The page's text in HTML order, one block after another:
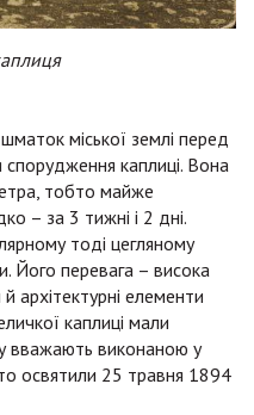
міської землі перед
каплиці. Вона
тобто майже
– за 3 тижні і 2 дні.
тоді цегляному
Його перевага – висока
архітектурні елементи
каплиці мали
вважають виконаною у
освятили 25 травня 1894